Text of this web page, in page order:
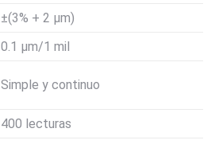
±(3% + 2 µm)
0.1 µm/1 mil
Simple y continuo
400 lecturas